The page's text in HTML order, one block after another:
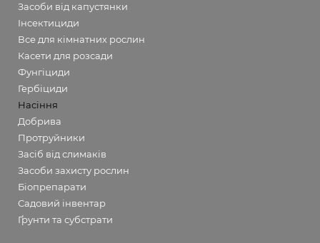
Засоби від капустянки
Інсектициди
Все для кімнатних рослин
Касети для розсади
Фунгіциди
Гербіциди
Насіння
Добрива
Протруйники
Засіб від слимаків
Засоби захисту рослин
Біопрепарати
Садовий інвентар
Ґрунти та субстрати